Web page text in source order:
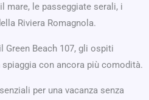
mare, le passeggiate serali, i
Riviera Romagnola.
Green Beach 107, gli ospiti
con ancora più comodità.
per una vacanza senza